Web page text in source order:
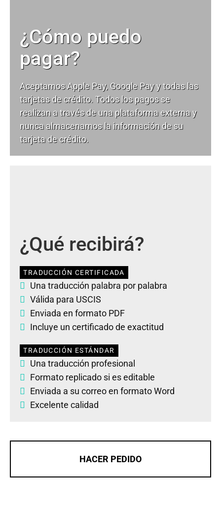
¿Cómo puedo
pagar?
Aceptamos Apple Pay, Google Pay y todas las
tarjetas de crédito. Todos los pagos se
realizan a través de una plataforma externa y
nunca almacenamos la información de su
tarjeta de crédito.
¿Qué recibirá?
TRADUCCIÓN CERTIFICADA
Una traducción palabra por palabra
Válida para USCIS
Enviada en formato PDF
Incluye un certificado de exactitud
TRADUCCIÓN ESTÁNDAR
Una traducción profesional
Formato replicado si es editable
Enviada a su correo en formato Word
Excelente calidad
HACER PEDIDO